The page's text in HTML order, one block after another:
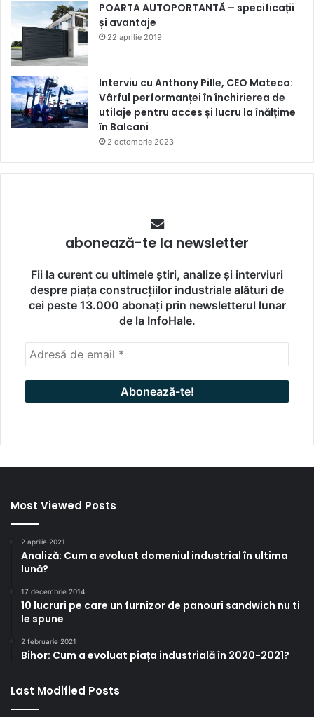
POARTA AUTOPORTANTĂ – specificații
și avantaje
22 aprilie 2019
Interviu cu Anthony Pille, CEO Mateco:
Vârful performanței în închirierea de
utilaje pentru acces și lucru la înălțime
în Balcani
2 octombrie 2023
abonează-te la newsletter
Fii la curent cu ultimele știri, analize și interviuri
despre piața construcțiilor industriale alături de
cei peste 13.000 abonați prin newsletterul lunar
de la InfoHale.
Most Viewed Posts
2 aprilie 2021
Analiză: Cum a evoluat domeniul industrial în ultima
lună?
17 decembrie 2014
10 lucruri pe care un furnizor de panouri sandwich nu ti
le spune
2 februarie 2021
Bihor: Cum a evoluat piața industrială în 2020-2021?
Last Modified Posts